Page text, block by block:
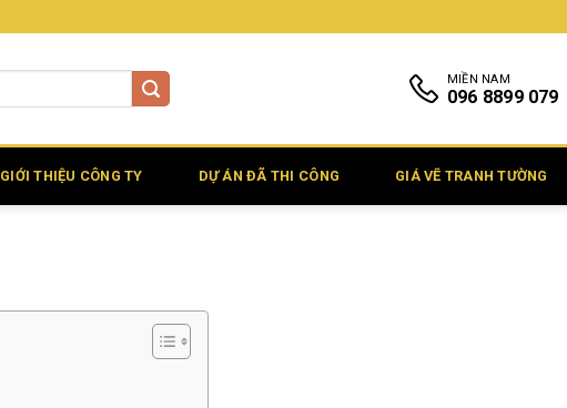
MIỀN NAM
096 8899 079
GIỚI THIỆU CÔNG TY DỰ ÁN ĐÃ THI CÔNG GIÁ VẼ TRANH TƯỜNG